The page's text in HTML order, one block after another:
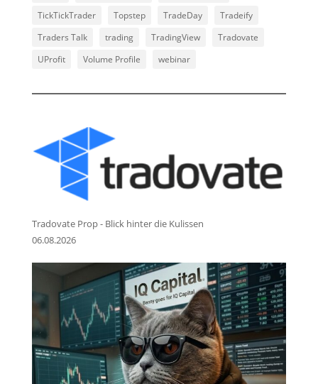
TickTickTrader
Topstep TradeDay
Tradeify
Traders Talk
trading TradingView
Tradovate
UProfit
Volume Profile webinar
Tradovate Prop - Blick hinter die Kulissen
06.08.2026